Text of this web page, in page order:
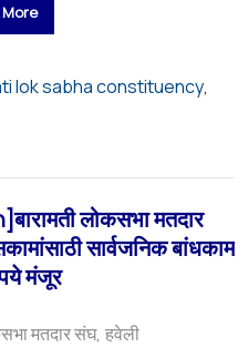
lok sabha constituency
लोकसभा मतदार
सार्वजनिक बांधकाम
मंजूर
मतदार संघ हवेली